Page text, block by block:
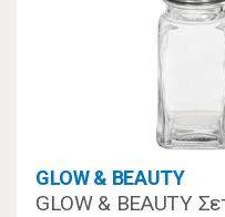
GLOW & BEAUTY
GLOW & BEAUTY